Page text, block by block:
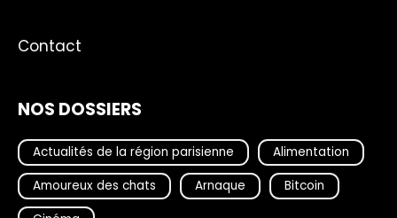
Contact
NOS DOSSIERS
Actualités de la région parisienne
Alimentation
Amoureux des chats
Arnaque
Bitcoin